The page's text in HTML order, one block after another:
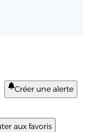
Créer une alerte
aux favoris